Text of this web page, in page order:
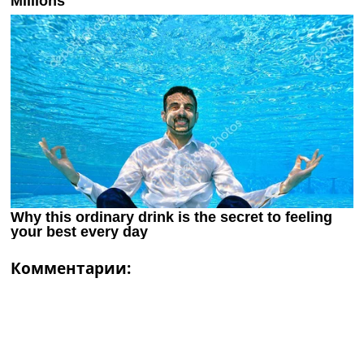
Комментарии: